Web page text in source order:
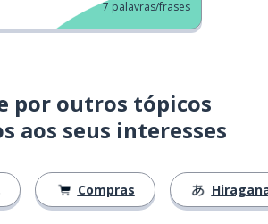
7 palavras/frases
por outros tópicos
aos seus interesses
Compras